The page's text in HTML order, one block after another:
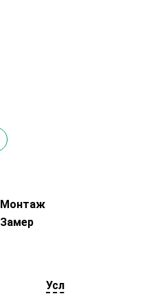
Монтаж
Замер
Условия оплаты